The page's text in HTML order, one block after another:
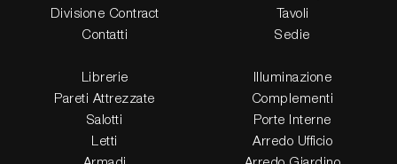
Divisione Contract
Contatti
Tavoli
Sedie
Librerie
Pareti Attrezzate
Salotti
Letti
Illuminazione
Complementi
Porte Interne
Arredo Ufficio